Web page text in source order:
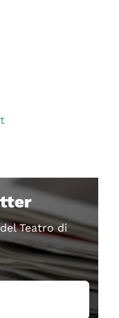
Teatro di